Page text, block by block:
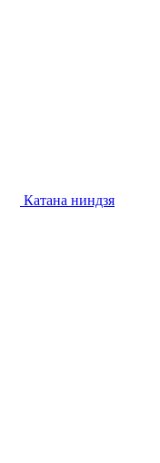
Катана ниндзя